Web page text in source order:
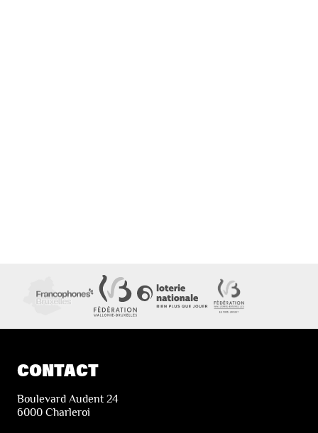
CONTACT
Boulevard Audent 24
6000 Charleroi